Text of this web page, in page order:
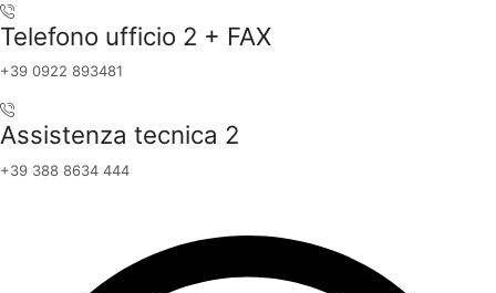
Telefono ufficio 2 + FAX
+39 0922 893481
Assistenza tecnica 2
+39 388 8634 444